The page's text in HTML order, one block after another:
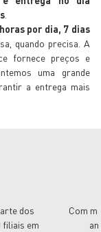
por dia, 7 dias
quando precisa. A
fornece preços e
uma grande
a entrega mais
dos
filiais em
Com